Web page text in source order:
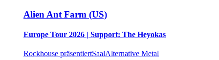
Alien Ant Farm (US)
Europe Tour 2026 | Support: The Heyokas
Rockhouse präsentiertSaalAlternative Metal